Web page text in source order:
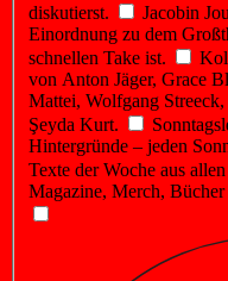
diskutierst.
Jacobin
Einordnung zu dem
schnellen Take ist.
von Anton Jäger, Grace
Mattei, Wolfgang
Şeyda Kurt.
Hintergründe – jeden
Texte der Woche aus allen
Magazine, Merch, Bücher